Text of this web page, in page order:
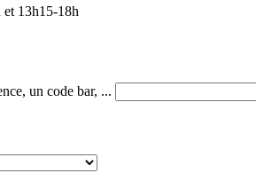
et 13h15-18h
un code bar, ...